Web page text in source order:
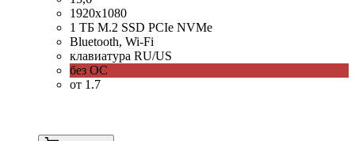
1920x1080
1 ТБ M.2 SSD PCIe NVMe
Bluetooth, Wi-Fi
клавиатура RU/US
без ОС
от 1.7